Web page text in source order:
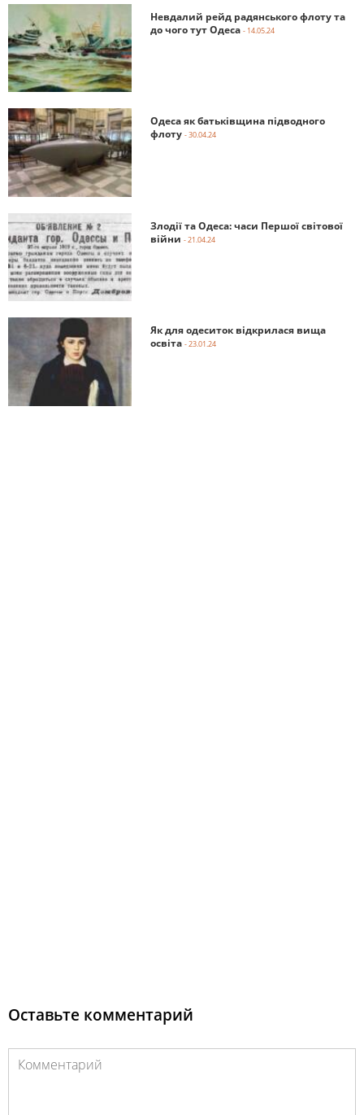
Невдалий рейд радянського флоту та
до чого тут Одеса - 14.05.24
Одеса як батьківщина підводного
флоту - 30.04.24
Злодії та Одеса: часи Першої світової
війни - 21.04.24
Як для одеситок відкрилася вища
освіта - 23.01.24
Оставьте комментарий